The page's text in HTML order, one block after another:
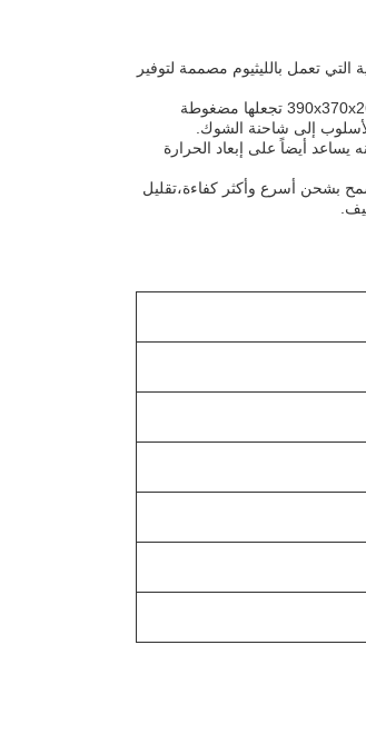
تعمل بالليثيوم مصممة لتوفير
كما يوحي الاسم، هذا المنتج هو نوع من بطاريات الليثيوم مصممة خصيصًا للشاحنات الكهربائية. أبعادها 390x370x260mm تجعلها مضغوطة
إلى شاحنة الشوك.
يساعد أيضاً على إبعاد الحرارة
بشحن أسرع وأكثر كفاءة،تقليل